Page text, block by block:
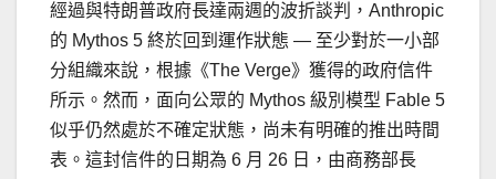
經過與特朗普政府長達兩週的波折談判，Anthropic
的 Mythos 5 終於回到運作狀態 — 至少對於一小部
分組織來說，根據《The Verge》獲得的政府信件
所示。然而，面向公眾的 Mythos 級別模型 Fable 5
似乎仍然處於不確定狀態，尚未有明確的推出時間
表。這封信件的日期為 6 月 26 日，由商務部長